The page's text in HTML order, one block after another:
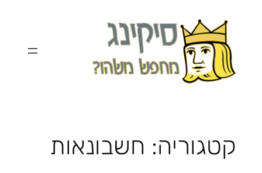
קטגוריה: חשבונאות